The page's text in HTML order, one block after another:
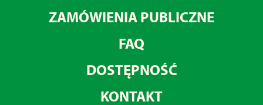
ZAMÓWIENIA PUBLICZNE
FAQ
DOSTĘPNOŚĆ
KONTAKT